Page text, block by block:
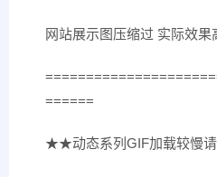
网站展示图压缩过 实际效果
======
★★动态系列GIF加载较慢